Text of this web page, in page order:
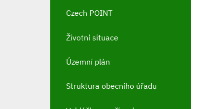
Czech POINT
Životní situace
Územní plán
Struktura obecního úřadu